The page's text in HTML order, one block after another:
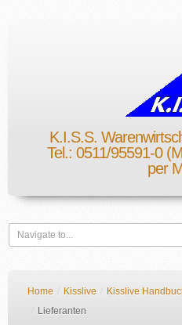
K.I.S.S.
Tel.: 0511/95591-0
per
Home / Kisslive / Kisslive
/ Lieferanten